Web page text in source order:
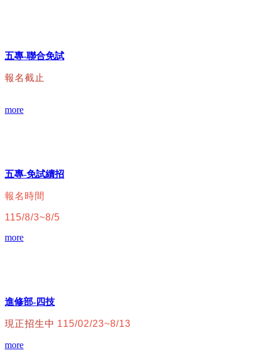
五專-聯合免試
報名截止
more
五專-免試續招
報名時間
115/8/3~8/5
more
進修部-四技
現正招生中 115/02/23~8/13
more